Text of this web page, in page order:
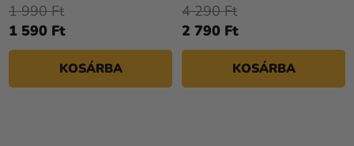
1 590 Ft
1 990 Ft
KOSÁRBA
2 790 Ft
4 290 Ft
KOSÁRBA